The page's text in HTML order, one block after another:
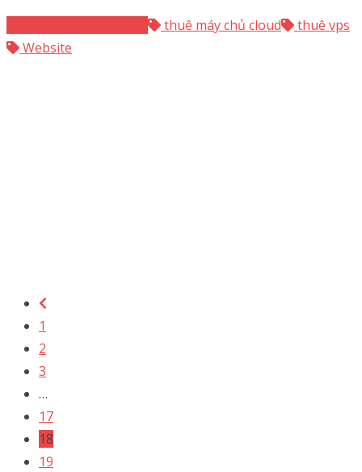
thuê máy chủ cloud
thuê vps
Website
1
2
3
…
17
18
19